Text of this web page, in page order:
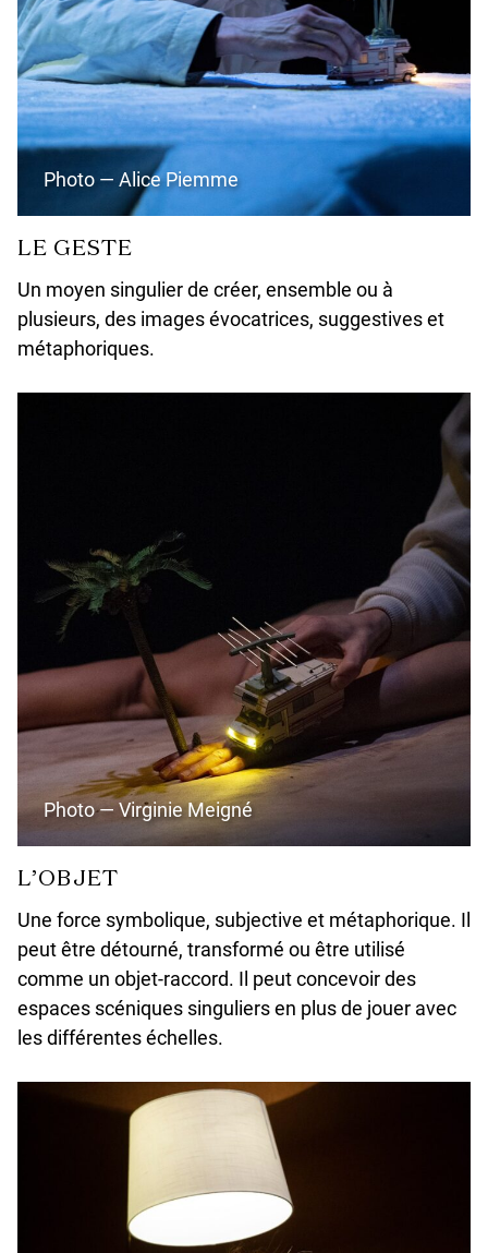
Photo — Alice Piemme
LE GESTE
Un moyen singulier de créer, ensemble ou à
plusieurs, des images évocatrices, suggestives et
métaphoriques.
Photo — Virginie Meigné
L’OBJET
Une force symbolique, subjective et métaphorique. Il
peut être détourné, transformé ou être utilisé
comme un objet-raccord. Il peut concevoir des
espaces scéniques singuliers en plus de jouer avec
les différentes échelles.